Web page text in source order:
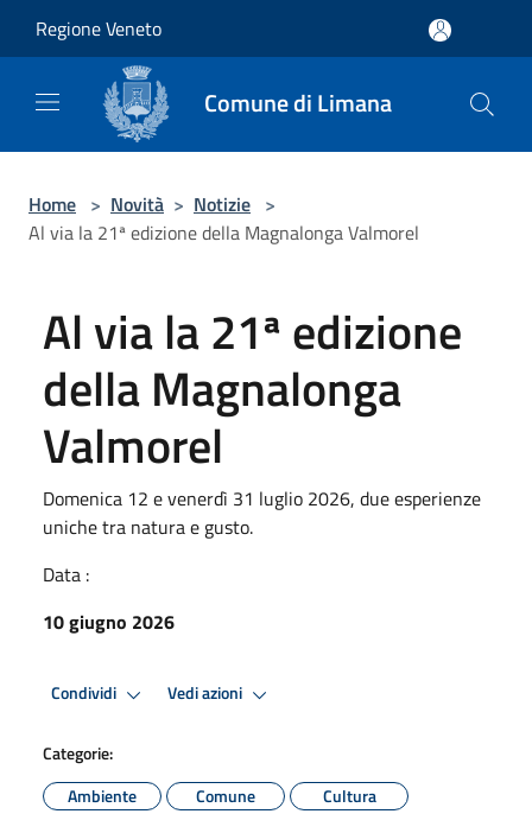
Regione Veneto
Comune di Limana
Home > Novità > Notizie >
Al via la 21ª edizione della Magnalonga Valmorel
Al via la 21ª edizione
della Magnalonga
Valmorel
Domenica 12 e venerdì 31 luglio 2026, due esperienze
uniche tra natura e gusto.
Data :
10 giugno 2026
Condividi Vedi azioni
Categorie:
Ambiente
Comune
Cultura